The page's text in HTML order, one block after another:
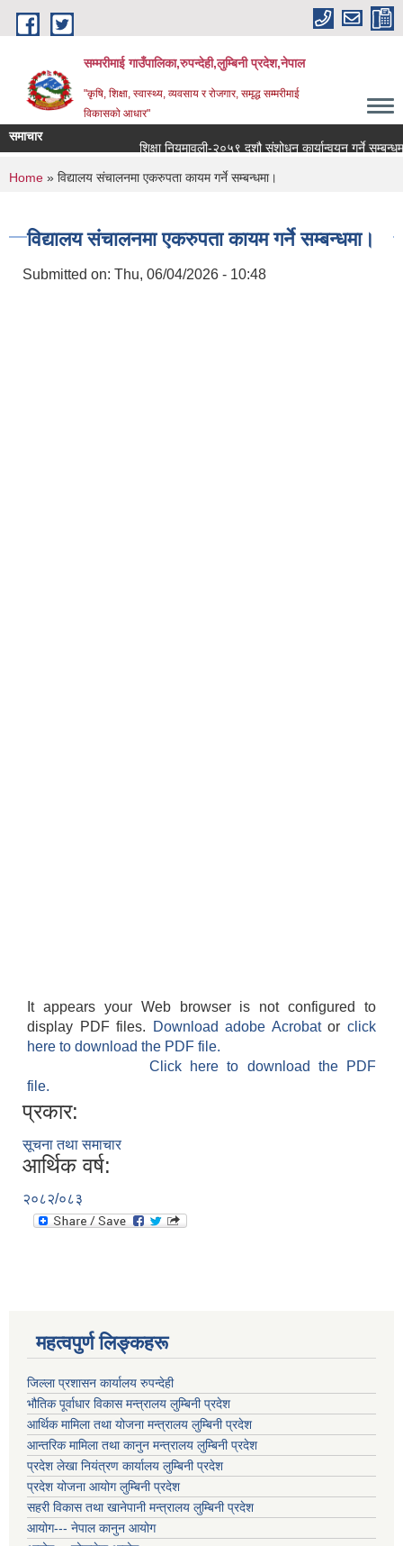
Skip to main content
सम्मरीमाई गाउँपालिका,रुपन्देही,लुम्बिनी प्रदेश,नेपाल
"कृषि, शिक्षा, स्वास्थ्य, व्यवसाय र रोजगार, समृद्ध सम्मरीमाई
विकासको आधार"
समाचार
शिक्षा नियमावली-२०५९ दशौ संशोधन कार्यान्वयन गर्ने सम्बन्धमा
You are here
Home » विद्यालय संचालनमा एकरुपता कायम गर्ने सम्बन्धमा।
विद्यालय संचालनमा एकरुपता कायम गर्ने सम्बन्धमा।
Submitted on: Thu, 06/04/2026 - 10:48
It appears your Web browser is not configured to
display PDF files.
Download adobe Acrobatorclick
here to download the PDF file.
Click here to download the PDF
file.
प्रकार:
सूचना तथा समाचार
आर्थिक वर्ष:
२०८२/०८३
महत्वपुर्ण लिङ्कहरू
जिल्ला प्रशासन कार्यालय रुपन्देही
भौतिक पूर्वाधार विकास मन्त्रालय लुम्बिनी प्रदेश
आर्थिक मामिला तथा योजना मन्त्रालय लुम्बिनी प्रदेश
आन्तरिक मामिला तथा कानुन मन्त्रालय लुम्बिनी प्रदेश
प्रदेश लेखा नियंत्रण कार्यालय लुम्बिनी प्रदेश
प्रदेश योजना आयोग लुम्बिनी प्रदेश
सहरी विकास तथा खानेपानी मन्त्रालय लुम्बिनी प्रदेश
आयोग--- नेपाल कानुन आयोग